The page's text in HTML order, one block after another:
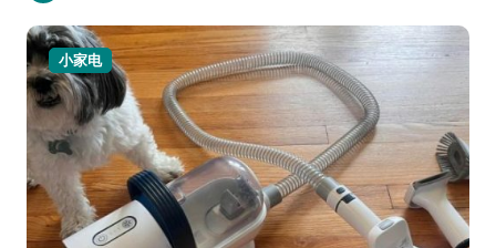
小家电